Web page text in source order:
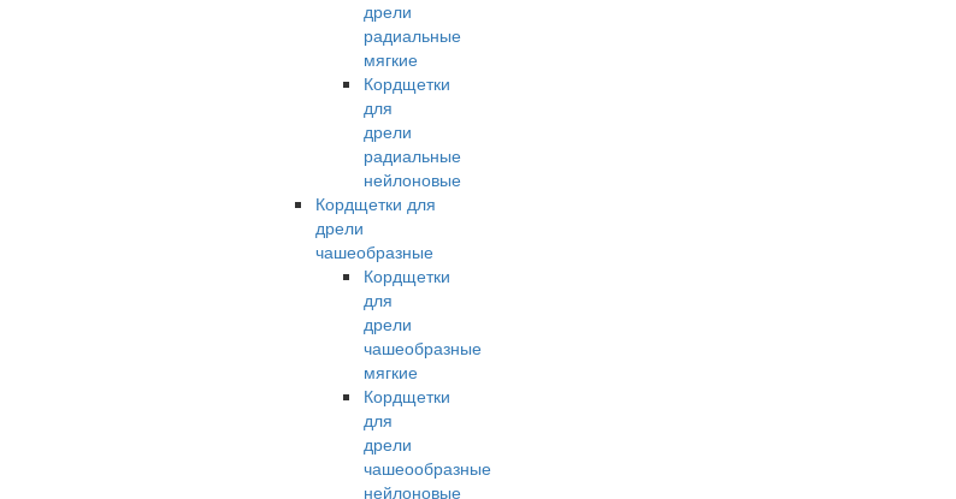
дрели
радиальные
мягкие
Кордщетки
для
дрели
радиальные
нейлоновые
Кордщетки для
дрели
чашеобразные
Кордщетки
для
дрели
чашеобразные
мягкие
Кордщетки
для
дрели
чашеообразные
нейлоновые